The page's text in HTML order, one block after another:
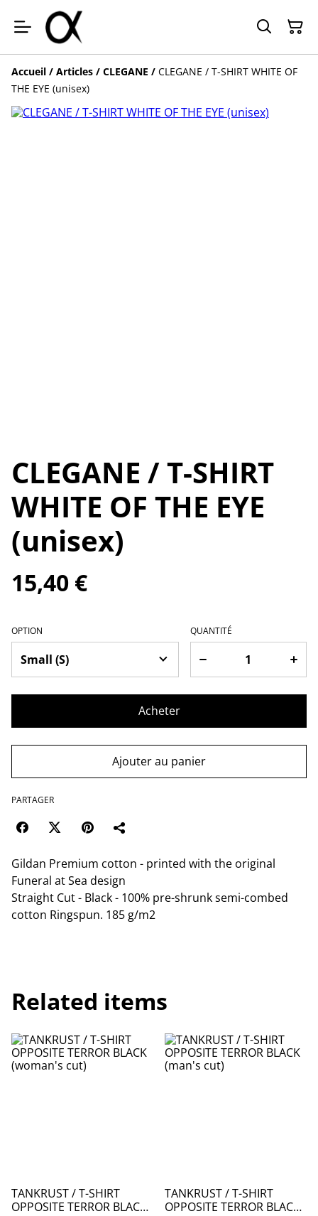
Accueil / Articles / CLEGANE / CLEGANE / T-SHIRT WHITE OF
THE EYE (unisex)
CLEGANE / T-SHIRT
WHITE OF THE EYE
(unisex)
15,40 €
OPTION QUANTITÉ
Acheter
Ajouter au panier
PARTAGER
Gildan Premium cotton - printed with the original
Funeral at Sea design
Straight Cut - Black - 100% pre-shrunk semi-combed
cotton Ringspun. 185 g/m2
Related items
TANKRUST / T-SHIRT
OPPOSITE TERROR BLACK
TANKRUST / T-SHIRT
OPPOSITE TERROR BLACK